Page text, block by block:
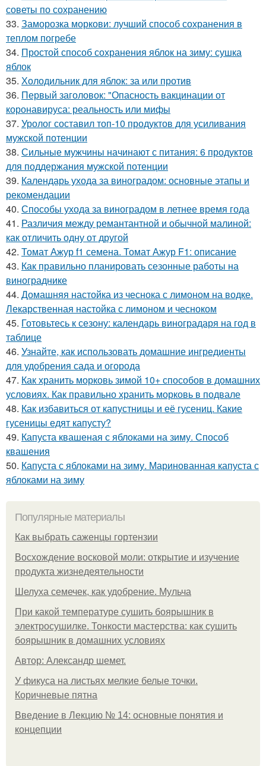
советы по сохранению
33. Заморозка моркови: лучший способ сохранения в
теплом погребе
34. Простой способ сохранения яблок на зиму: сушка
яблок
35. Холодильник для яблок: за или против
36. Первый заголовок: "Опасность вакцинации от
коронавируса: реальность или мифы
37. Уролог составил топ-10 продуктов для усиливания
мужской потенции
38. Сильные мужчины начинают с питания: 6 продуктов
для поддержания мужской потенции
39. Календарь ухода за виноградом: основные этапы и
рекомендации
40. Способы ухода за виноградом в летнее время года
41. Различия между ремантантной и обычной малиной:
как отличить одну от другой
42. Томат Ажур f1 семена. Томат Ажур F1: описание
43. Как правильно планировать сезонные работы на
винограднике
44. Домашняя настойка из чеснока с лимоном на водке.
Лекарственная настойка с лимоном и чесноком
45. Готовьтесь к сезону: календарь виноградаря на год в
таблице
46. Узнайте, как использовать домашние ингредиенты
для удобрения сада и огорода
47. Как хранить морковь зимой 10+ способов в домашних
условиях. Как правильно хранить морковь в подвале
48. Как избавиться от капустницы и её гусениц. Какие
гусеницы едят капусту?
49. Капуста квашеная с яблоками на зиму. Способ
квашения
50. Капуста с яблоками на зиму. Маринованная капуста с
яблоками на зиму
Популярные материалы
Как выбрать саженцы гортензии
Восхождение восковой моли: открытие и изучение
продукта жизнедеятельности
Шелуха семечек, как удобрение. Мульча
При какой температуре сушить боярышник в
электросушилке. Тонкости мастерства: как сушить
боярышник в домашних условиях
Автор: Александр шемет.
У фикуса на листьях мелкие белые точки.
Коричневые пятна
Введение в Лекцию № 14: основные понятия и
концепции